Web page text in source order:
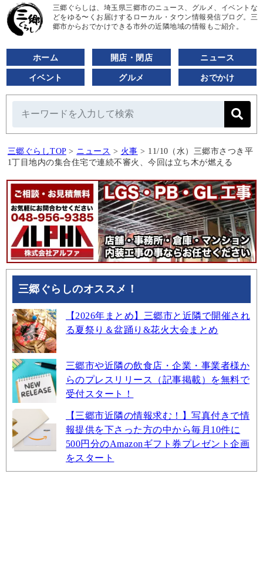
三郷ぐらしは、埼玉県三郷市のニュース、グルメ、イベントな
どをゆる〜くお届けするローカル・タウン情報発信ブログ。三
郷市からおでかけできる市外の近隣地域の情報もご紹介。
ホーム 開店・閉店 ニュース
イベント グルメ おでかけ
三郷ぐらしTOP > ニュース > 火事 > 11/10（水）三郷市さつき平
1丁目地内の集合住宅で連続不審火、今回は立ち木が燃える
三郷ぐらしのオススメ！
【2026年まとめ】三郷市と近隣で開催され
る夏祭り＆盆踊り&花火大会まとめ
三郷市や近隣の飲食店・企業・事業者様か
らのプレスリリース（記事掲載）を無料で
受付スタート！
【三郷市近隣の情報求む！】写真付きで情
報提供を下さった方の中から毎月10件に
500円分のAmazonギフト券プレゼント企画
をスタート